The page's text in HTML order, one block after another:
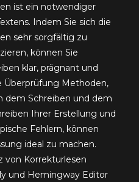
ist ein notwendiger
Indem Sie sich die
sehr sorgfältig zu
können Sie
klar, prägnant und
Überprüfung Methoden,
dem Schreiben und dem
Ihrer Erstellung und
Fehlern, können
ideal zu machen.
von Korrekturlesen
und Hemingway Editor